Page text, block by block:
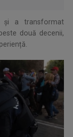
și a transformat
două decenii,